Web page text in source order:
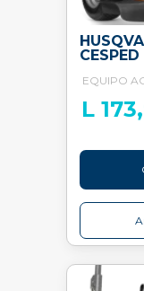
EQUIPO
L